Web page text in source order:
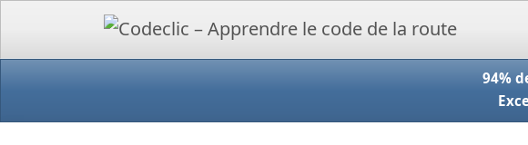
Accueil
94%